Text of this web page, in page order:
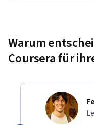
Warum
Coursera für